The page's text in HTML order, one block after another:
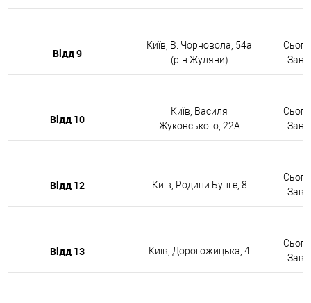
Відд 9
Київ, В. Чорновола, 54а
(р-н Жуляни)
Відд 10
Київ, Василя
Жуковського, 22А
Відд 12 Київ, Родини Бунге, 8
Відд 13 Київ, Дорогожицька, 4